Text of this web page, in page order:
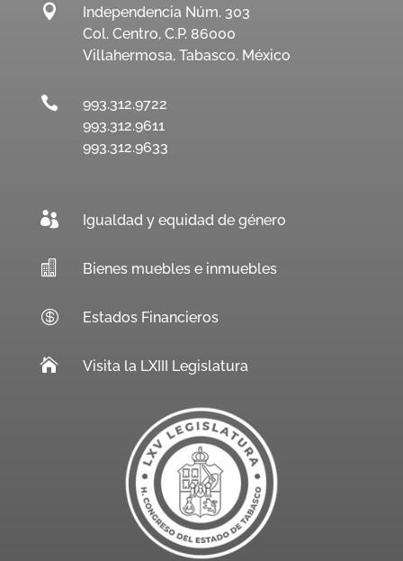

Independencia Núm. 303
Col. Centro, C.P. 86000
Villahermosa, Tabasco. México

993.312.9722
993.312.9611
993.312.9633
 Igualdad y equidad de género
 Bienes muebles e inmuebles
 Estados Financieros
 Visita la LXIII Legislatura